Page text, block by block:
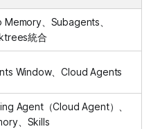
Memory、Subagents、
統合
Window、Cloud Agents
Agent（Cloud Agent）、
、Skills